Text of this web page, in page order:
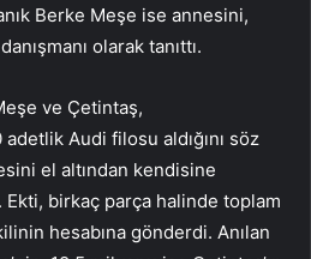
Berke Meşe ise annesini,
olarak tanıttı.
ve Çetintaş,
adetlik Audi filosu aldığını söz
el altından kendisine
birkaç parça halinde toplam
hesabına gönderdi. Anılan